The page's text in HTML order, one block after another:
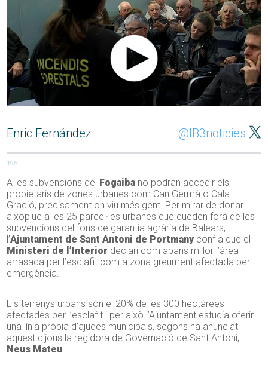
Enric Fernández @IB3noticies
195
A les subvencions del Fogaiba no podran accedir els
propietaris de zones urbanes com Can Germà o Cala
Gració, precisament on viu més gent. Per mirar de donar
aixopluc a les 25 parcel·les urbanes que queden fora de les
subvencions del fons de garantia agrària de Balears,
l’Ajuntament de Sant Antoni de Portmany confia que el
Ministeri de l’Interior declari com abans millor l’àrea
arrasada per l’esclafit com a zona greument afectada per
emergència.
Els terrenys urbans són el 20% de les 300 hectàrees
afectades per l’esclafit i per això l’Ajuntament estudia oferir
una línia pròpia d’ajudes municipals, segons ha anunciat
aquest dijous la regidora de Governació de Sant Antoni,
Neus Mateu.